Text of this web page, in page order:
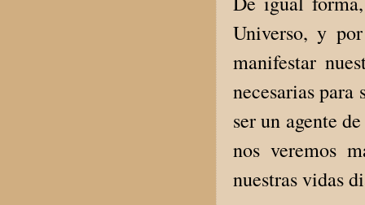
Universo, y
manifestar
necesarias para
ser un agente
nos veremos
nuestras vidas